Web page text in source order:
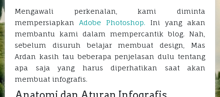
Mengawali perkenalan, kami diminta
mempersiapkan Adobe Photoshop. Ini yang akan
membantu kami dalam mempercantik blog. Nah,
sebelum disuruh belajar membuat design, Mas
Ardan kasih tau beberapa penjelasan dulu tentang
apa saja yang harus diperhatikan saat akan
membuat infografis.